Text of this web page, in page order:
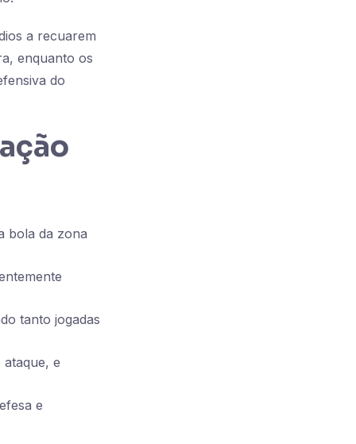
a recuarem
enquanto os
do
bola da zona
tanto jogadas
e
e